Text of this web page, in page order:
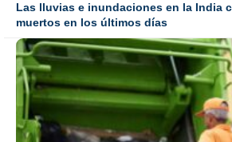
Las lluvias e inundaciones en la India
muertos en los últimos días